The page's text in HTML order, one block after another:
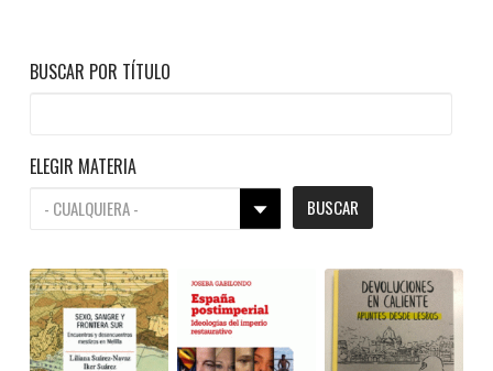
BUSCAR POR TÍTULO
ELEGIR MATERIA
BUSCAR